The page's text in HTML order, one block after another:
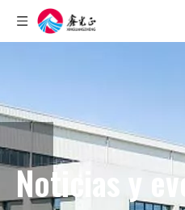
Noticias y